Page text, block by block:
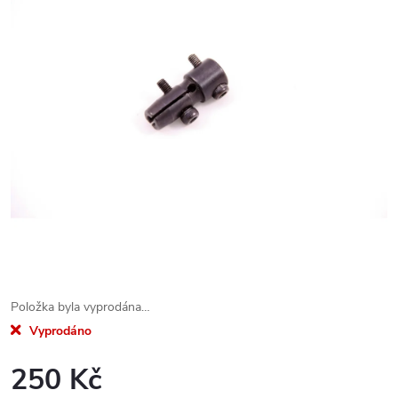
Položka byla vyprodána…
Vyprodáno
250 Kč